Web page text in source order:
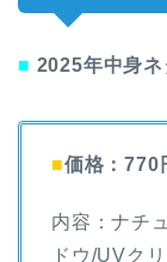
■ 2025年中身ネ
■価格：770
内容：ナチ
ドウ/UVク